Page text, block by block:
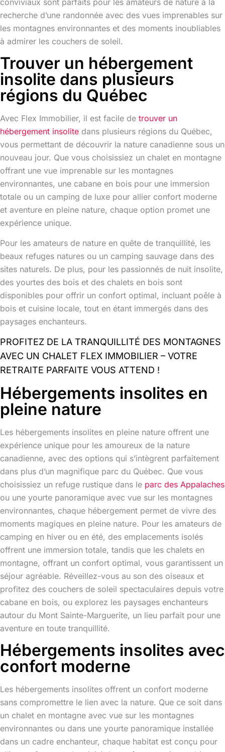
conviviaux sont parfaits pour les amateurs de nature à la
recherche d’une randonnée avec des vues imprenables sur
les montagnes environnantes et des moments inoubliables
à admirer les couchers de soleil.
Trouver un hébergement
insolite dans plusieurs
régions du Québec
Avec Flex Immobilier, il est facile de trouver un
hébergement insolite dans plusieurs régions du Québec,
vous permettant de découvrir la nature canadienne sous un
nouveau jour. Que vous choisissiez un chalet en montagne
offrant une vue imprenable sur les montagnes
environnantes, une cabane en bois pour une immersion
totale ou un camping de luxe pour allier confort moderne
et aventure en pleine nature, chaque option promet une
expérience unique.
Pour les amateurs de nature en quête de tranquillité, les
beaux refuges natures ou un camping sauvage dans des
sites naturels. De plus, pour les passionnés de nuit insolite,
des yourtes des bois et des chalets en bois sont
disponibles pour offrir un confort optimal, incluant poêle à
bois et cuisine locale, tout en étant immergés dans des
paysages enchanteurs.
PROFITEZ DE LA TRANQUILLITÉ DES MONTAGNES
AVEC UN CHALET FLEX IMMOBILIER – VOTRE
RETRAITE PARFAITE VOUS ATTEND !
Hébergements insolites en
pleine nature
Les hébergements insolites en pleine nature offrent une
expérience unique pour les amoureux de la nature
canadienne, avec des options qui s’intègrent parfaitement
dans plus d’un magnifique parc du Québec. Que vous
choisissiez un refuge rustique dans le parc des Appalaches
ou une yourte panoramique avec vue sur les montagnes
environnantes, chaque hébergement permet de vivre des
moments magiques en pleine nature. Pour les amateurs de
camping en hiver ou en été, des emplacements isolés
offrent une immersion totale, tandis que les chalets en
montagne, offrant un confort optimal, vous garantissent un
séjour agréable. Réveillez-vous au son des oiseaux et
profitez des couchers de soleil spectaculaires depuis votre
cabane en bois, ou explorez les paysages enchanteurs
autour du Mont Sainte-Marguerite, un lieu parfait pour une
aventure en toute tranquillité.
Hébergements insolites avec
confort moderne
Les hébergements insolites offrent un confort moderne
sans compromettre le lien avec la nature. Que ce soit dans
un chalet en montagne avec vue sur les montagnes
environnantes ou dans une yourte panoramique installée
dans un cadre enchanteur, chaque habitat est conçu pour